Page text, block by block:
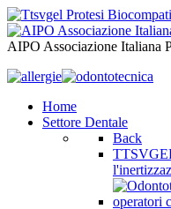
AIPO Associazione Italiana
Home
Settore Dentale
Back